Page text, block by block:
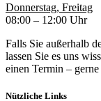
Donnerstag, Freitag
08:00 – 12:00 Uhr
Falls Sie außerhalb
lassen Sie es uns
einen Termin –
Nützliche Links